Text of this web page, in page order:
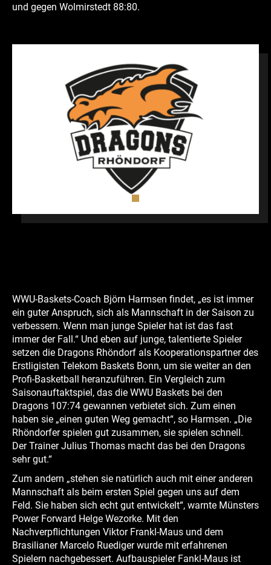
und gegen Wolmirstedt 88:80.
WWU-Baskets-Coach Björn Harmsen findet, „es ist immer
ein guter Anspruch, sich als Mannschaft in der Saison zu
verbessern. Wenn man junge Spieler hat ist das fast
immer der Fall.“ Und eben auf junge, talentierte Spieler
setzen die Dragons Rhöndorf als Kooperationspartner des
Erstligisten Telekom Baskets Bonn, um sie weiter an den
Profi-Basketball heranzuführen. Ein Vergleich zum
Saisonauftaktspiel, das die WWU Baskets bei den
Dragons 107:74 gewannen verbietet sich. Zum einen
haben sie „einen guten Weg gemacht“, so Harmsen. „Die
Rhöndorfer spielen gut zusammen, sie spielen schnell.
Der Trainer Julius Thomas macht das bei den Dragons
sehr gut.“
Zum andern „stehen sie natürlich auch mit einer anderen
Mannschaft als beim ersten Spiel gegen uns auf dem
Feld. Sie haben sich echt gut entwickelt“, warnte Münsters
Power Forward Helge Wezorke. Mit den
Nachverpflichtungen Viktor Frankl-Maus und dem
Brasilianer Marcelo Ruediger wurde mit erfahrenen
Spielern nachgebessert. Aufbauspieler Fankl-Maus ist